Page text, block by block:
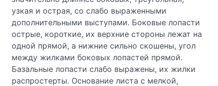
узкая и острая, со слабо выраженными
дополнительными выступами. Боковые лопасти
острые, короткие, их верхние стороны лежат на
одной прямой, а нижние сильно скошены, угол
между жилками боковых лопастей прямой.
Базальные лопасти слабо выражены, их жилки
распростерты. Основание листа с мелкой,